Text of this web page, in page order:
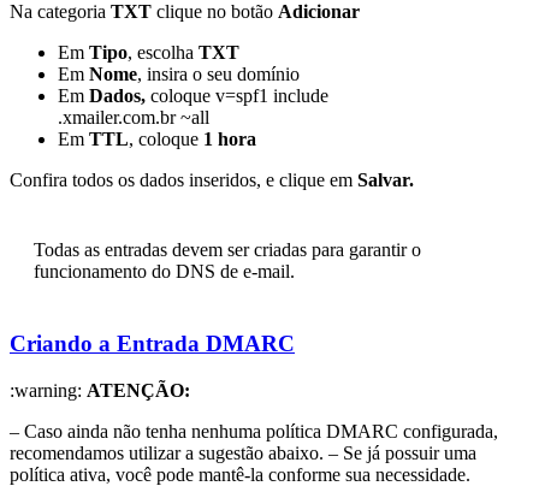
Na categoria TXT clique no botão Adicionar
Em Tipo, escolha TXT
Em Nome, insira o seu domínio
Em Dados, coloque v=spf1 include
.xmailer.com.br ~all
Em TTL, coloque 1 hora
Confira todos os dados inseridos, e clique em Salvar.
Todas as entradas devem ser criadas para garantir o
funcionamento do DNS de e-mail.
Criando a Entrada DMARC
:warning: ATENÇÃO:
– Caso ainda não tenha nenhuma política DMARC configurada,
recomendamos utilizar a sugestão abaixo. – Se já possuir uma
política ativa, você pode mantê-la conforme sua necessidade.